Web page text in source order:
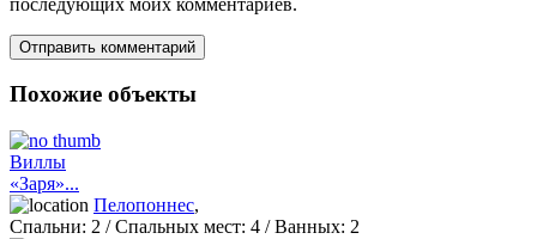
Похожие объекты
Виллы
«Заря»...
Пелопоннес,
Спальни: 2 / Спальных мест: 4 /Ванных: 2